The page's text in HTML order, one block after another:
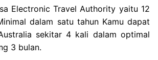
Electronic Travel Authority yaitu 12
dalam satu tahun Kamu dapat
sekitar 4 kali dalam optimal
3 bulan.